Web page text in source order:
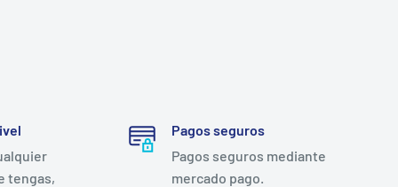
tengas,
Pagos seguros
Pagos seguros mediante
mercado pago.